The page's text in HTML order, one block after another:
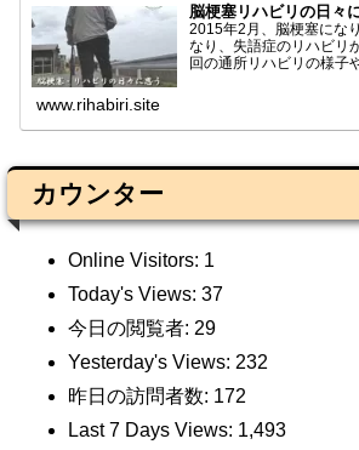
脳梗塞リハビリの日々
2015年2月、脳梗塞にな
なり、失語症のリハビリ
回の通所リハビリの様子
www.rihabiri.site
カウンター
Online Visitors: 1
Today's Views: 37
今日の閲覧者: 29
Yesterday's Views: 232
昨日の訪問者数: 172
Last 7 Days Views: 1,493